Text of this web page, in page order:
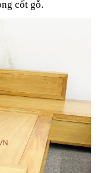
cốt gỗ.